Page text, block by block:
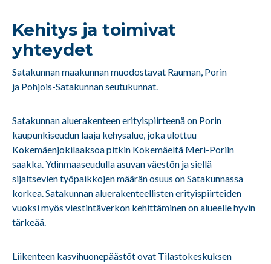
Kehitys ja toimivat
yhteydet
Satakunnan maakunnan muodostavat Rauman, Porin
ja Pohjois-Satakunnan seutukunnat.
Satakunnan aluerakenteen erityispiirteenä on Porin
kaupunkiseudun laaja kehysalue, joka ulottuu
Kokemäenjokilaaksoa pitkin Kokemäeltä Meri-Poriin
saakka. Ydinmaaseudulla asuvan väestön ja siellä
sijaitsevien työpaikkojen määrän osuus on Satakunnassa
korkea. Satakunnan aluerakenteellisten erityispiirteiden
vuoksi myös viestintäverkon kehittäminen on alueelle hyvin
tärkeää.
Liikenteen kasvihuonepäästöt ovat Tilastokeskuksen